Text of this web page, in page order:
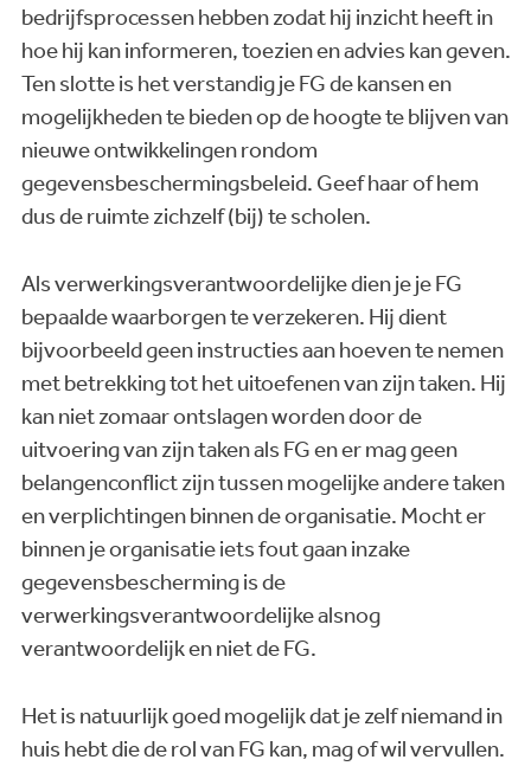
bedrijfsprocessen hebben zodat hij inzicht heeft in
hoe hij kan informeren, toezien en advies kan geven.
Ten slotte is het verstandig je FG de kansen en
mogelijkheden te bieden op de hoogte te blijven van
nieuwe ontwikkelingen rondom
gegevensbeschermingsbeleid. Geef haar of hem
dus de ruimte zichzelf (bij) te scholen.
Als verwerkingsverantwoordelijke dien je je FG
bepaalde waarborgen te verzekeren. Hij dient
bijvoorbeeld geen instructies aan hoeven te nemen
met betrekking tot het uitoefenen van zijn taken. Hij
kan niet zomaar ontslagen worden door de
uitvoering van zijn taken als FG en er mag geen
belangenconflict zijn tussen mogelijke andere taken
en verplichtingen binnen de organisatie. Mocht er
binnen je organisatie iets fout gaan inzake
gegevensbescherming is de
verwerkingsverantwoordelijke alsnog
verantwoordelijk en niet de FG.
Het is natuurlijk goed mogelijk dat je zelf niemand in
huis hebt die de rol van FG kan, mag of wil vervullen.